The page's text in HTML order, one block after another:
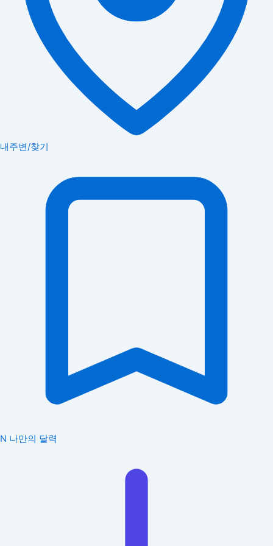
내주변/찾기
N 나만의 달력